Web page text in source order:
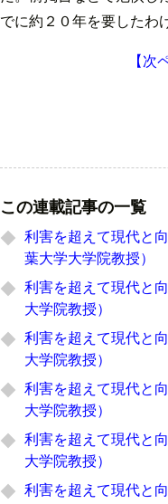
でに約２０年を要したわ
【
この連載記事の一覧
利害を超えて現代と
葉大学大学院教授）
利害を超えて現代と
大学院教授）
利害を超えて現代と
大学院教授）
利害を超えて現代と
大学院教授）
利害を超えて現代と
大学院教授）
利害を超えて現代と